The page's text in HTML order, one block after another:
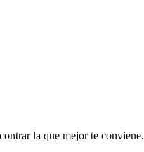
la que mejor te conviene.